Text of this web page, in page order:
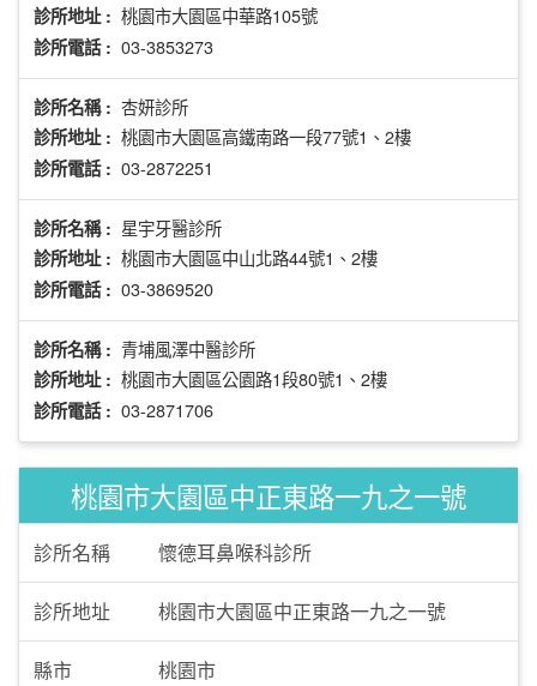
診所地址 : 桃園市大園區中華路105號
診所電話 : 03-3853273
診所名稱 : 杏妍診所
診所地址 : 桃園市大園區高鐵南路一段77號1、2樓
診所電話 : 03-2872251
診所名稱 : 星宇牙醫診所
診所地址 : 桃園市大園區中山北路44號1、2樓
診所電話 : 03-3869520
診所名稱 : 青埔風澤中醫診所
診所地址 : 桃園市大園區公園路1段80號1、2樓
診所電話 : 03-2871706
桃園市大園區中正東路一九之一號
診所名稱 懷德耳鼻喉科診所
診所地址 桃園市大園區中正東路一九之一號
縣市 桃園市